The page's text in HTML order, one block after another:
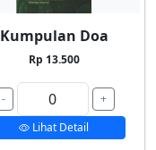
Kumpulan Doa
Rp 13.500
-
+
Lihat Detail